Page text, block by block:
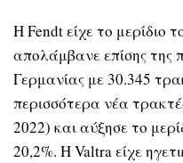
Η Fendt είχε το μερίδιο
απολάμβανε επίσης της
Γερμανίας με 30.345
περισσότερα νέα
2022) και αύξησε το
20,2%. Η Valtra είχε